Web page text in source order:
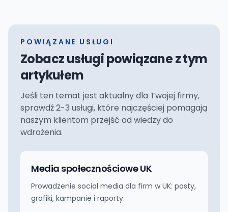
POWIĄZANE USŁUGI
Zobacz usługi powiązane z tym
artykułem
Jeśli ten temat jest aktualny dla Twojej firmy,
sprawdź 2-3 usługi, które najczęściej pomagają
naszym klientom przejść od wiedzy do
wdrożenia.
Media społecznościowe UK
Prowadzenie social media dla firm w UK: posty,
grafiki, kampanie i raporty.